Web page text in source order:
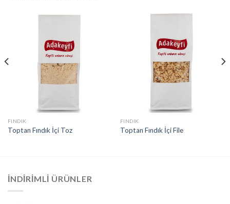
FINDIK
Toptan Fındık İçi Toz
FINDIK
Toptan Fındık İçi File
İNDIRIMLI ÜRÜNLER